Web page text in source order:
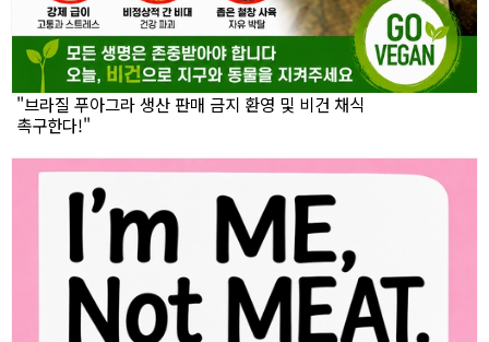
"브라질 푸아그라 생산 판매 금지 환영 및 비건 채식
촉구한다!"